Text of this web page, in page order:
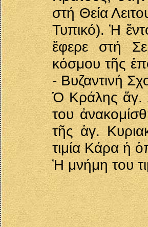
στή Θεία
Τυπικό). Ἡ
ἔφερε στή
κόσμου τῆς
- Βυζαντινή
Ὁ Κράλης ἅγ.
του
τῆς ἁγ.
τιμία Κάρα ἡ
Ἡ μνήμη του